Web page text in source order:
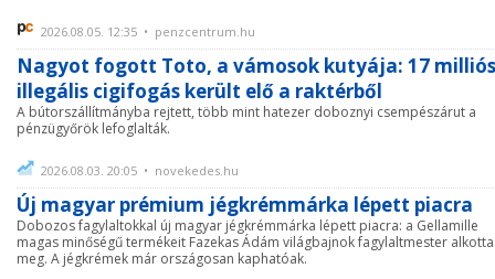
2026.08.05. 12:35 • penzcentrum.hu
Nagyot fogott Toto, a vámosok kutyája: 17 milliós
illegális cigifogás került elő a raktérből
A bútorszállítmányba rejtett, több mint hatezer doboznyi csempészárut a
pénzügyőrök lefoglalták.
2026.08.03. 20:05 • novekedes.hu
Új magyar prémium jégkrémmárka lépett piacra
Dobozos fagylaltokkal új magyar jégkrémmárka lépett piacra: a Gellamille
magas minőségű termékeit Fazekas Ádám világbajnok fagylaltmester alkotta
meg. A jégkrémek már országosan kaphatóak.